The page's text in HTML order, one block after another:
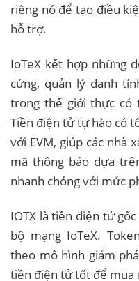
riêng nó để tạo điều
hỗ trợ.
IoTeX kết hợp những
cứng, quản lý danh
trong thế giới thực có
Tiền điện tử tự hào có
với EVM, giúp các nhà
mã thông báo dựa
nhanh chóng với mức
IOTX là tiền điện tử
bộ mạng IoTeX.
theo mô hình giảm
tiền điện tử tốt để mua